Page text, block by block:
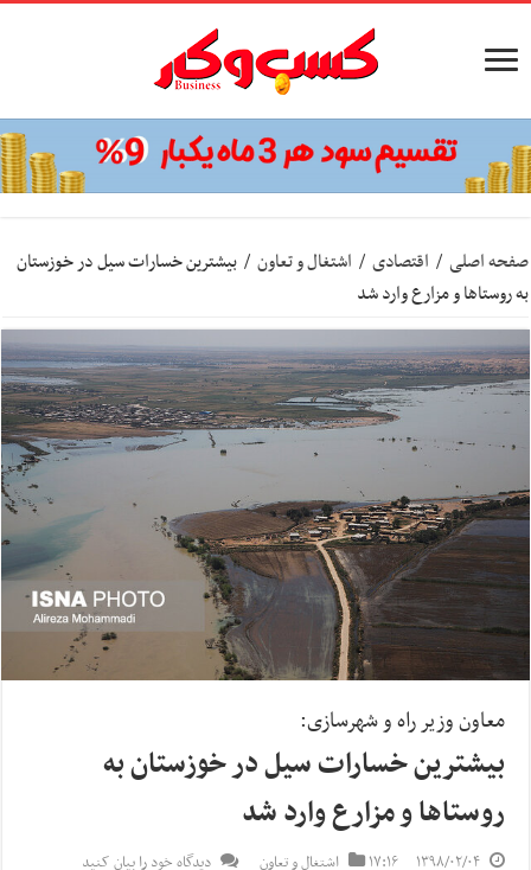
صفحه اصلی / اقتصادی / اشتغال و تعاون / بیشترین خسارات سیل در خوزستان
به روستاها و مزارع وارد شد
معاون وزیر راه و شهرسازی:
بیشترین خسارات سیل در خوزستان به
روستاها و مزارع وارد شد
۱۳۹۸/۰۲/۰۴ ۱۷:۱۶ اشتغال و تعاون
دیدگاه خود را بیان کنید